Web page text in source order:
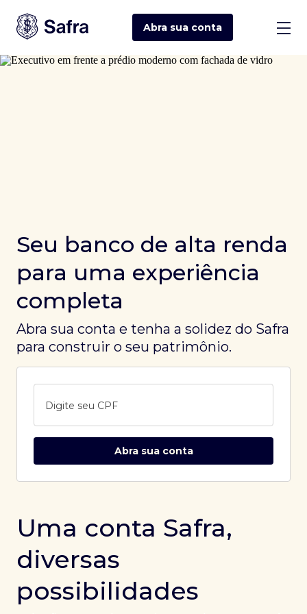
Abra sua conta
Seu banco de alta renda
para uma experiência
completa
Abra sua conta e tenha a solidez do Safra
para construir o seu patrimônio.
Digite seu CPF
Abra sua conta
Uma conta Safra,
diversas
possibilidades